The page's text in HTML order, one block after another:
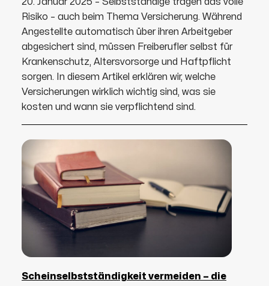
Risiko – auch beim Thema Versicherung. Während
Angestellte automatisch über ihren Arbeitgeber
abgesichert sind, müssen Freiberufler selbst für
Krankenschutz, Altersvorsorge und Haftpflicht
sorgen. In diesem Artikel erklären wir, welche
Versicherungen wirklich wichtig sind, was sie
kosten und wann sie verpflichtend sind.
Scheinselbstständigkeit vermeiden – die